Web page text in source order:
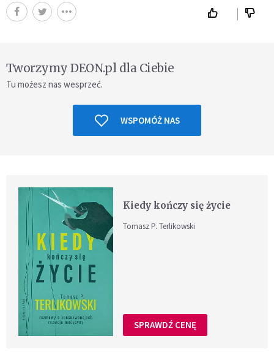
Tworzymy DEON.pl dla Ciebie
Tu możesz nas wesprzeć.
WSPOMÓŻ NAS
Kiedy kończy się życie
Tomasz P. Terlikowski
SPRAWDŹ CENĘ